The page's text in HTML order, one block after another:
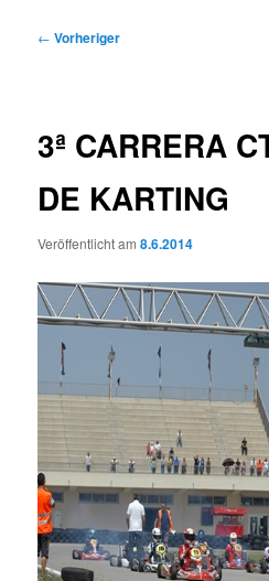
Beitragsnavigation
← Vorheriger
3ª CARRERA
DE KARTING
Veröffentlicht am8.6.2014